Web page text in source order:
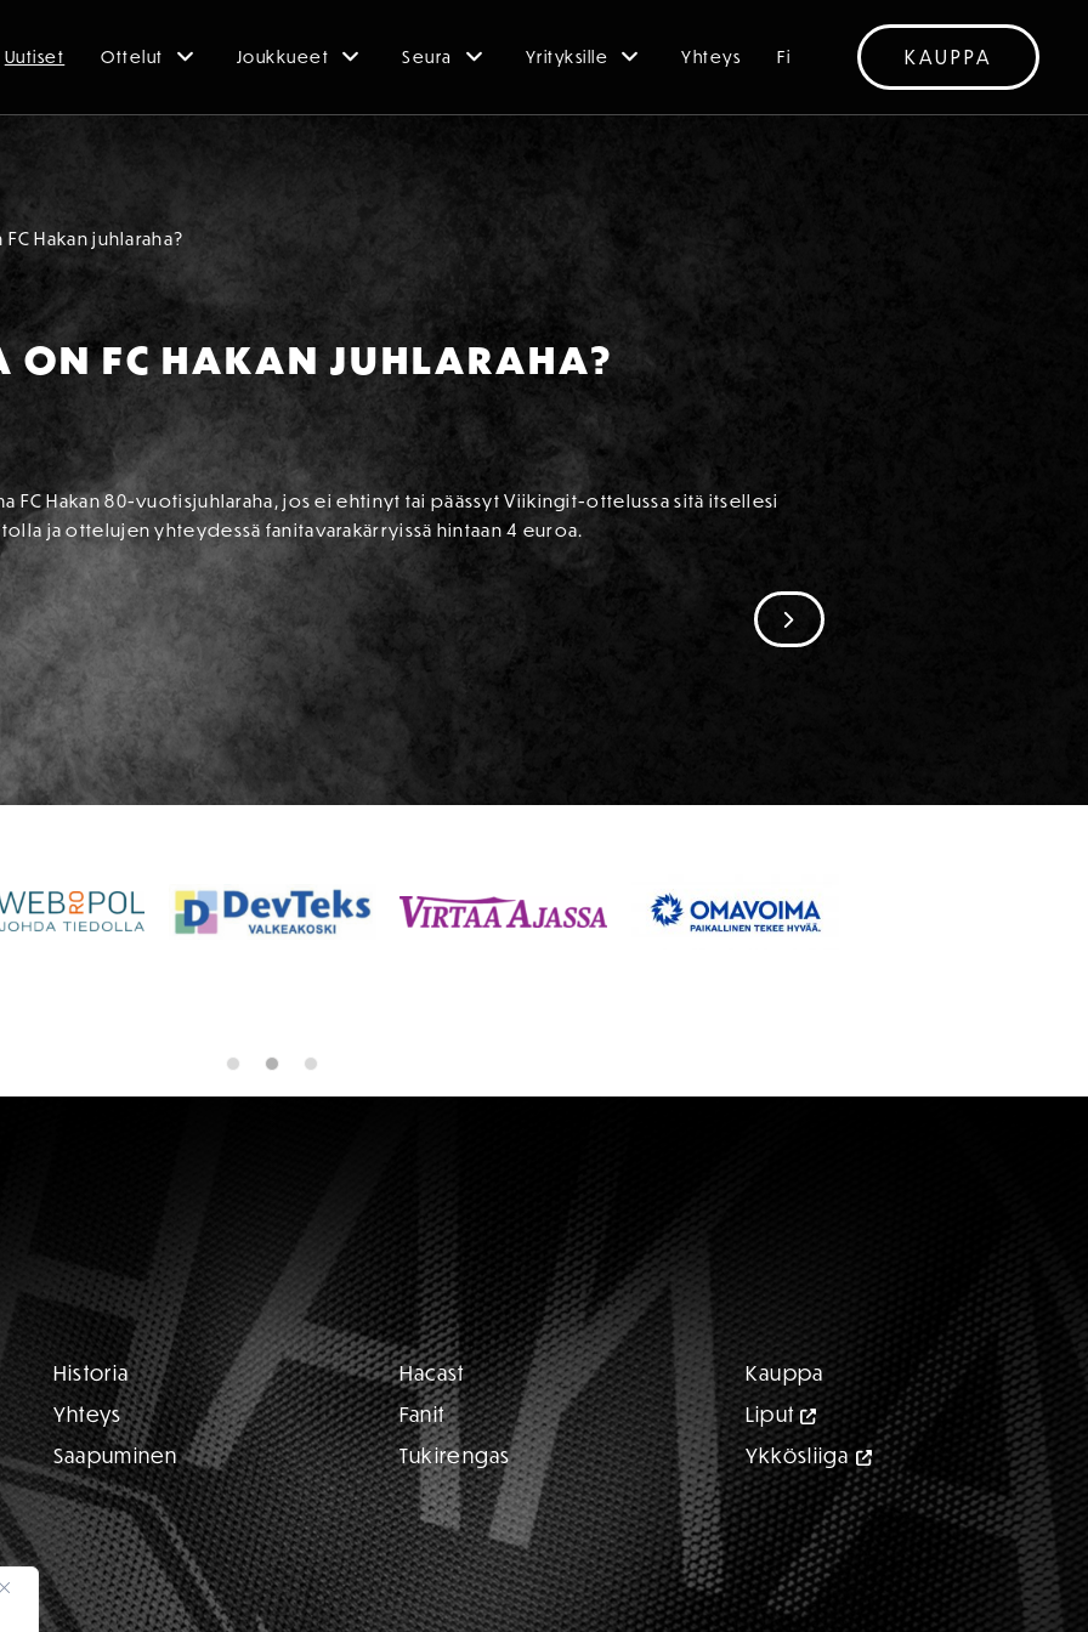
Uutiset Ottelut Joukkueet Seura Yrityksille Yhteys Fi KAUPPA
Hakan juhlaraha?
ON FC HAKAN JUHLARAHA?
FC Hakan 80-vuotisjuhlaraha, jos ei ehtinyt tai päässyt Viikingit-ottelussa sitä itsellesi
ja ottelujen yhteydessä fanitavarakärryissä hintaan 4 euroa.
SIIRRY SEURAAVAAN
Historia
Yhteys
Saapuminen
Hacast
Fanit
Tukirengas
Kauppa
Liput
Ykkösliiga